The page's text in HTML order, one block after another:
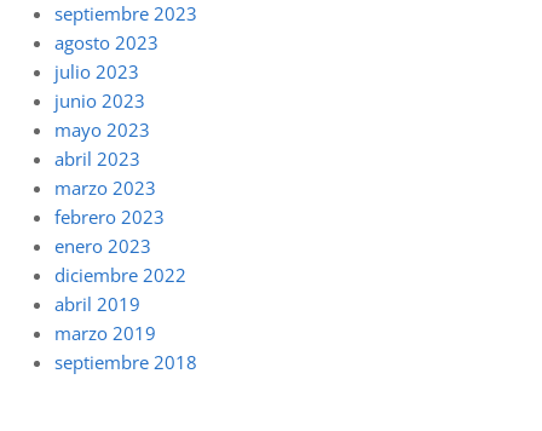
septiembre 2023
agosto 2023
julio 2023
junio 2023
mayo 2023
abril 2023
marzo 2023
febrero 2023
enero 2023
diciembre 2022
abril 2019
marzo 2019
septiembre 2018